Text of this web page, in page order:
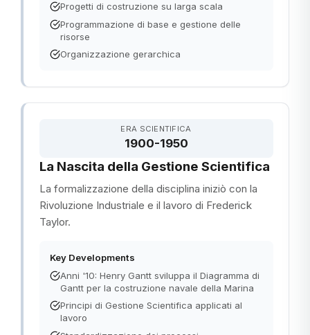
Progetti di costruzione su larga scala
Programmazione di base e gestione delle
risorse
Organizzazione gerarchica
ERA SCIENTIFICA
1900-1950
La Nascita della Gestione Scientifica
La formalizzazione della disciplina iniziò con la
Rivoluzione Industriale e il lavoro di Frederick
Taylor.
Key Developments
Anni '10: Henry Gantt sviluppa il Diagramma di
Gantt per la costruzione navale della Marina
Principi di Gestione Scientifica applicati al
lavoro